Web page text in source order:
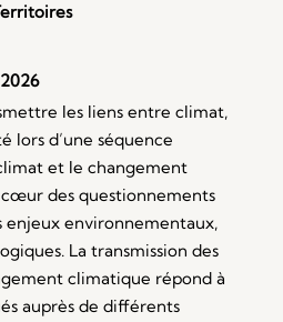
les liens entre climat,
lors d’une séquence
et le changement
des questionnements
enjeux environnementaux,
La transmission des
climatique répond à
auprès de différents